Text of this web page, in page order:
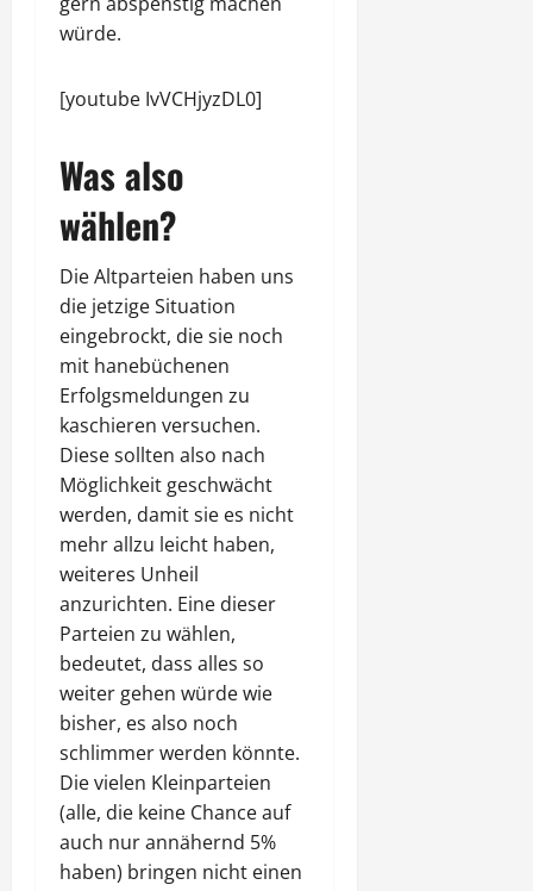
würde.
[youtube IvVCHjyzDL0]
Was also
wählen?
Die Altparteien haben uns
die jetzige Situation
eingebrockt, die sie noch
mit hanebüchenen
Erfolgsmeldungen zu
kaschieren versuchen.
Diese sollten also nach
Möglichkeit geschwächt
werden, damit sie es nicht
mehr allzu leicht haben,
weiteres Unheil
anzurichten. Eine dieser
Parteien zu wählen,
bedeutet, dass alles so
weiter gehen würde wie
bisher, es also noch
schlimmer werden könnte.
Die vielen Kleinparteien
(alle, die keine Chance auf
auch nur annähernd 5%
haben) bringen nicht einen